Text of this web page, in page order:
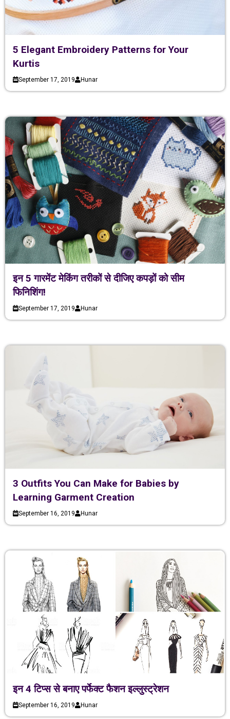
5 Elegant Embroidery Patterns for Your
Kurtis
September 17, 2019 Hunar
इन 5 गारमेंट मेकिंग तरीकों से दीजिए कपड़ों को सीम
फिनिशिंग!
September 17, 2019 Hunar
3 Outfits You Can Make for Babies by
Learning Garment Creation
September 16, 2019 Hunar
इन 4 टिप्स से बनाए पर्फेक्ट फैशन इल्लुस्ट्रेशन
September 16, 2019 Hunar